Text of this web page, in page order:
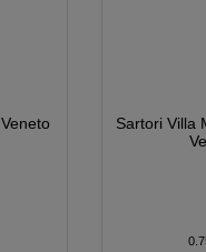
Sartori Villa